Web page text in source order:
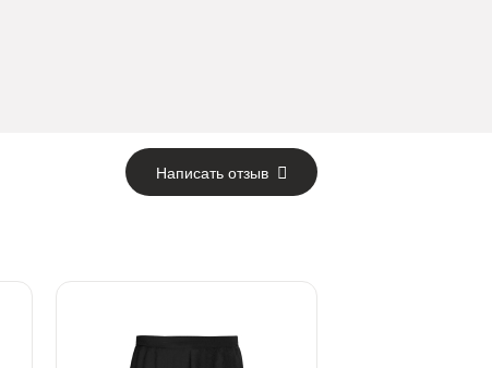
Написать отзыв